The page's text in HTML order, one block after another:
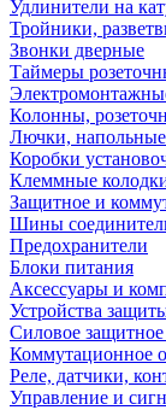
Удлинители на
Тройники,
Звонки дверные
Таймеры
Колонны,
Лючки, напольные
Коробки
Клеммные
Защитное и
Шины
Предохранители
Блоки питания
Аксессуары и
Устройства
Силовое
Коммутационное
Реле, датчики,
Управление и